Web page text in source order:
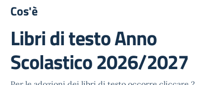
Cos'è
Libri di testo Anno
Scolastico 2026/2027